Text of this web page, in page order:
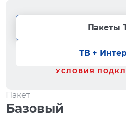
Пакеты
ТВ +
УСЛОВИЯ
Пакет
Базовый